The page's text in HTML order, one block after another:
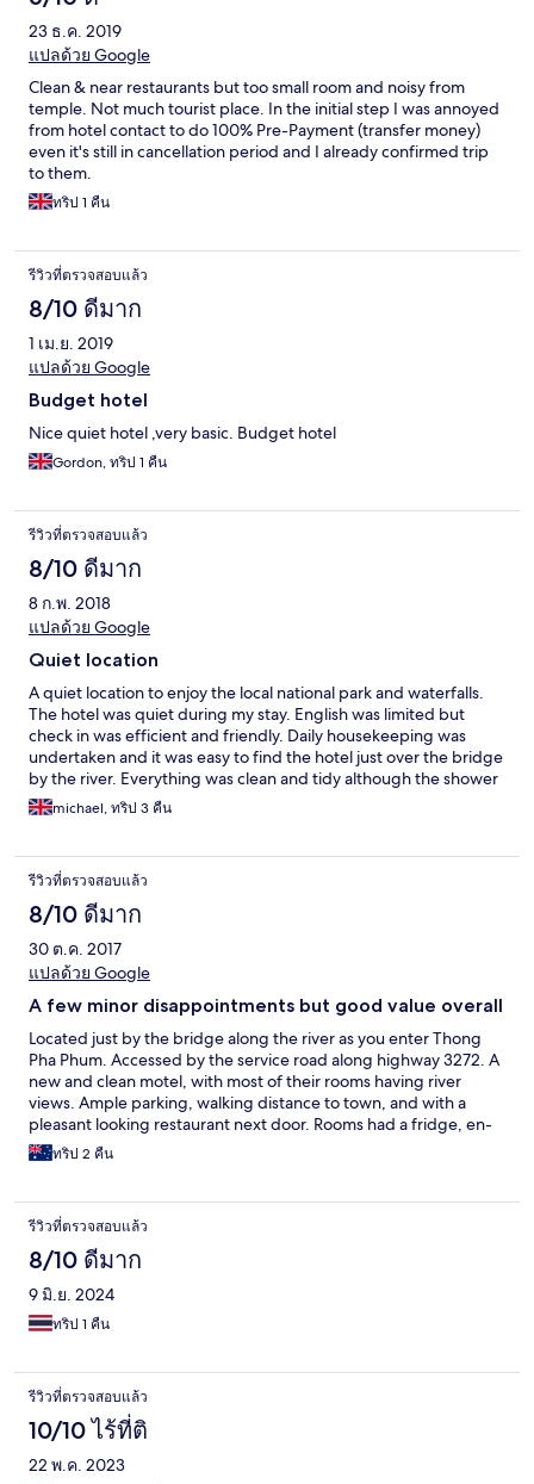
23 ธ.ค. 2019
แปลด้วย Google
Clean & near restaurants but too small room and noisy from
temple. Not much tourist place. In the initial step I was annoyed
from hotel contact to do 100% Pre-Payment (transfer money)
even it's still in cancellation period and I already confirmed trip
to them.
ทริป 1 คืน
รีวิวที่ตรวจสอบแล้ว
8/10 ดีมาก
1 เม.ย. 2019
แปลด้วย Google
Budget hotel
Nice quiet hotel ,very basic. Budget hotel
Gordon, ทริป 1 คืน
รีวิวที่ตรวจสอบแล้ว
8/10 ดีมาก
8 ก.พ. 2018
แปลด้วย Google
Quiet location
A quiet location to enjoy the local national park and waterfalls.
The hotel was quiet during my stay. English was limited but
check in was efficient and friendly. Daily housekeeping was
undertaken and it was easy to find the hotel just over the bridge
by the river. Everything was clean and tidy although the shower
was not overly warm and you couldn't adjust the temperature. I
would recommend as a place to stay.
michael, ทริป 3 คืน
รีวิวที่ตรวจสอบแล้ว
8/10 ดีมาก
30 ต.ค. 2017
แปลด้วย Google
A few minor disappointments but good value overall
Located just by the bridge along the river as you enter Thong
Pha Phum. Accessed by the service road along highway 3272. A
new and clean motel, with most of their rooms having river
views. Ample parking, walking distance to town, and with a
pleasant looking restaurant next door. Rooms had a fridge, en-
suite (Thai Style shower), TV with basically only Thai channels,
and reasonably comfortable bedding. Free WiFi and free
good value, but the service was lacking. Staff knew no English
despite advertising on sites such as this one, and rooms were
not cleaned, towels not refreshed and drinking water not
replaced without asking. Also had to wait about 20 minutes at
check-in because whoever does the bookings had stuffed up
my group's booking and only noted down one out of the three
reservations we'd made! Not all the hotels in this town can be
you need a confirmed reservation with online booking and
payment.
ทริป 2 คืน
รีวิวที่ตรวจสอบแล้ว
8/10 ดีมาก
9 มิ.ย. 2024
ทริป 1 คืน
รีวิวที่ตรวจสอบแล้ว
10/10 ไร้ที่ติ
22 พ.ค. 2023